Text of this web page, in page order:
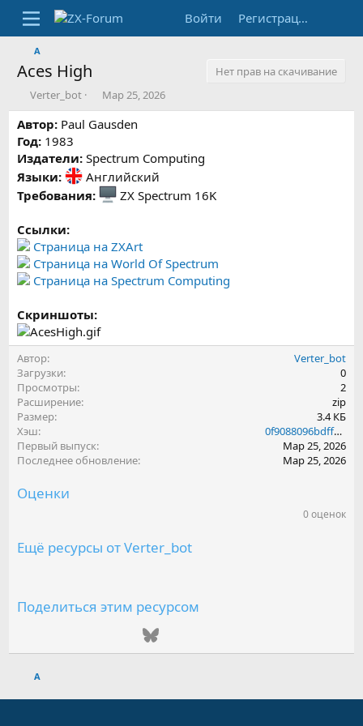
Войти Регистрация
A
Aces High
Нет прав на скачивание
А
в
т
о
р
Verter_bot
Д
а
т
о
з
д
я
Мар 25, 2026
Автор: Paul Gausden
Год: 1983
Издатели: Spectrum Computing
Языки:
Английский
Требования:
ZX Spectrum 16K
Ссылки:
Страница на ZXArt
Страница на World Of Spectrum
Страница на Spectrum Computing
Скриншоты:
Автор
Verter_bot
Загрузки
0
Просмотры
2
Расширение
zip
Размер
3.4 КБ
Хэш
0f9088096bdff5f36f7d84eb5215b305
Первый выпуск
Мар 25, 2026
Последнее обновление
Мар 25, 2026
Оценки
0
0
з
д
)
0 оценок
Ещё ресурсы от Verter_bot
Поделиться этим ресурсом
Одноклассники
TelegramBluesky
A